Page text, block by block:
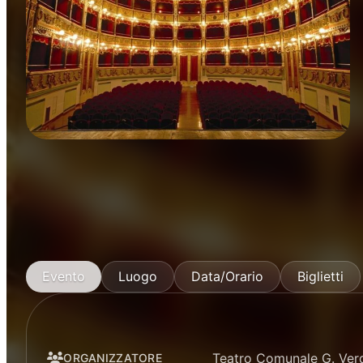
Evento Luogo Data/Orario Biglietti
ORGANIZZATORE Teatro Comunale G.